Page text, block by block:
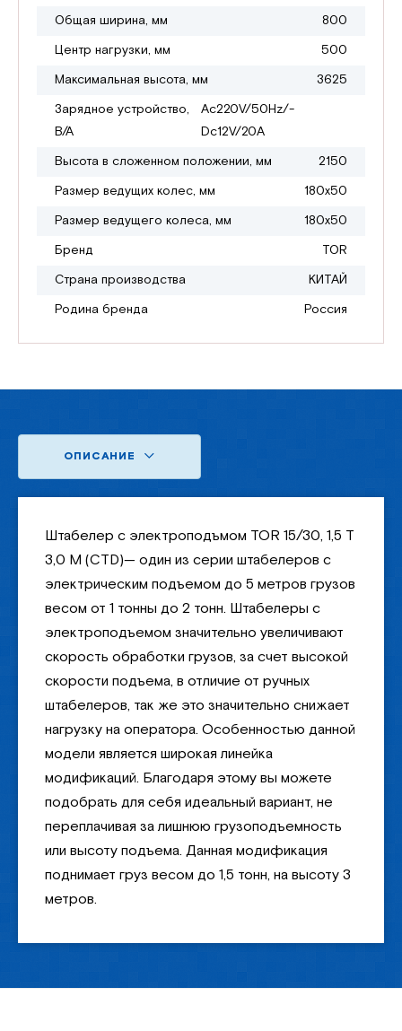
Общая ширина, мм
800
Центр нагрузки, мм
500
Максимальная высота, мм
3625
Зарядное устройство,
В/А
Ac220V/50Hz/-
Dc12V/20A
Высота в сложенном положении, мм
2150
Размер ведущих колес, мм
180х50
Размер ведущего колеса, мм
180х50
Бренд
TOR
Страна производства
КИТАЙ
Родина бренда
Россия
ОПИСАНИЕ
Штабелер с электроподъмом TOR 15/30, 1,5 Т
3,0 М (CTD)— один из серии штабелеров с
электрическим подъемом до 5 метров грузов
весом от 1 тонны до 2 тонн. Штабелеры с
электроподъемом значительно увеличивают
скорость обработки грузов, за счет высокой
скорости подъема, в отличие от ручных
штабелеров, так же это значительно снижает
нагрузку на оператора. Особенностью данной
модели является широкая линейка
модификаций. Благодаря этому вы можете
подобрать для себя идеальный вариант, не
переплачивая за лишнюю грузоподъемность
или высоту подъема. Данная модификация
поднимает груз весом до 1,5 тонн, на высоту 3
метров.